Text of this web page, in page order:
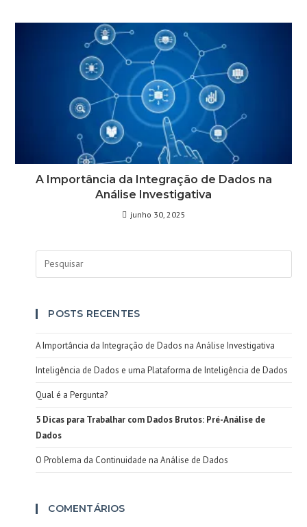
A Importância da Integração de Dados na
Análise Investigativa
junho 30, 2025
POSTS RECENTES
A Importância da Integração de Dados na Análise Investigativa
Inteligência de Dados e uma Plataforma de Inteligência de Dados
Qual é a Pergunta?
5 Dicas para Trabalhar com Dados Brutos: Pré-Análise de
Dados
O Problema da Continuidade na Análise de Dados
COMENTÁRIOS